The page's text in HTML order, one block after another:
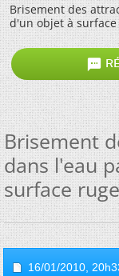
Brisement des
d'un objet à

Brisement
dans l'eau
surface
16/01/2010,